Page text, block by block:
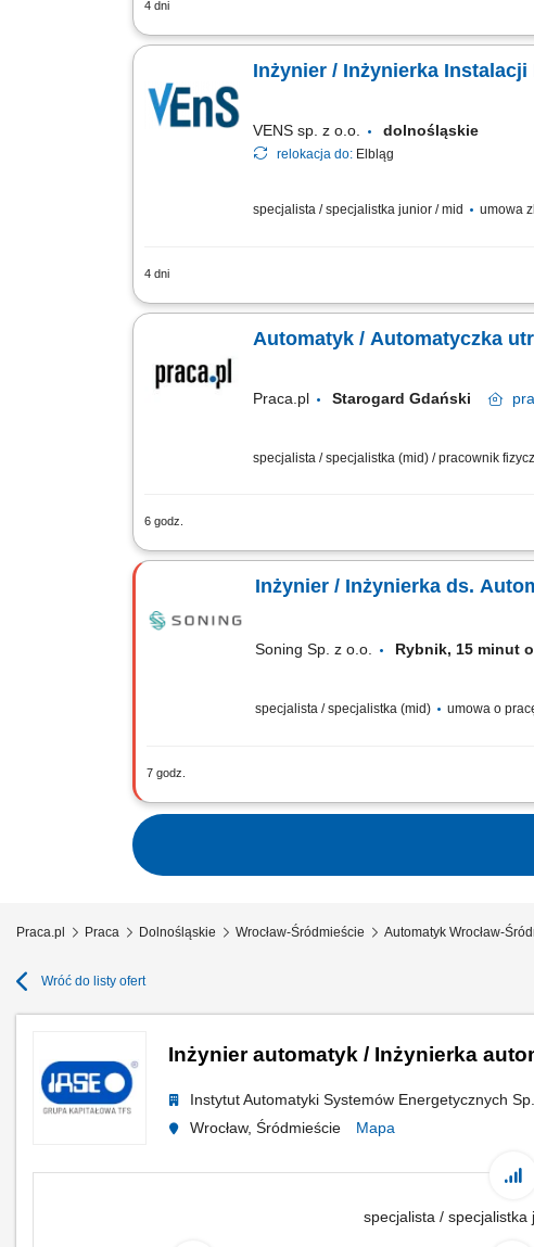
4 dni
Lokalizacja Obiekty energetyczne i
Inżynier / Inżynierka Instalacji
VENS sp. z o.o. dolnośląskie
relokacja do: Elbląg
specjalista / specjalistka junior / mid umowa
4 dni
Weryfikacja stanu instalacji procesowych oraz
Automatyk / Automatyczka
Praca.pl Starogard Gdański
specjalista / specjalistka (mid) / pracownik
6 godz.
Zakres obowiązków: Diagnozowanie usterek
Inżynier / Inżynierka ds.
Soning Sp. z o.o. Rybnik, 15 minut
specjalista / specjalistka (mid) umowa o
7 godz.
Opis stanowiska Programowanie,
Praca.pl Praca Dolnośląskie Wrocław-Śródmieście Automatyk Wrocław-
Wróć do listy ofert
Inżynier automatyk / Inżynierka
Instytut Automatyki Systemów Energetycznych
Wrocław, Śródmieście
Mapa
specjalista / specjalistka